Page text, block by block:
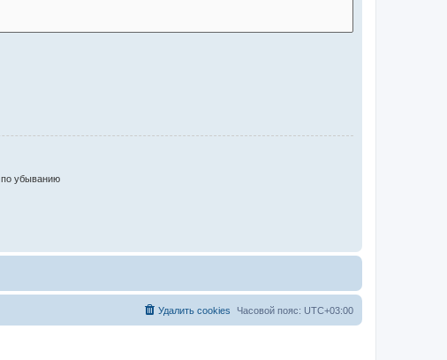
по убыванию
Часовой пояс: UTC+03:00
Удалить cookies